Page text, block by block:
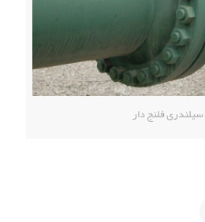
سیلندری فلنج دار